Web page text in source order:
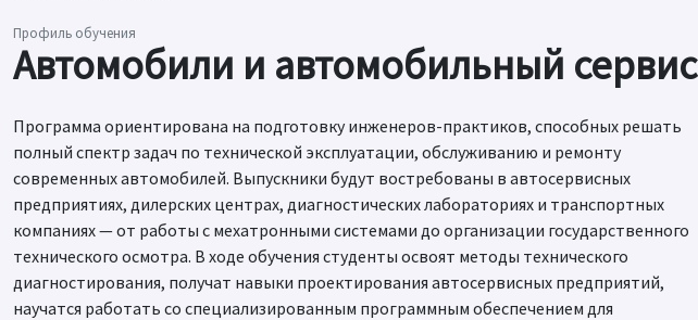
Профиль обучения
Автомобили и автомобильный сервис
Программа ориентирована на подготовку инженеров-практиков, способных решать
полный спектр задач по технической эксплуатации, обслуживанию и ремонту
современных автомобилей. Выпускники будут востребованы в автосервисных
предприятиях, дилерских центрах, диагностических лабораториях и транспортных
компаниях — от работы с мехатронными системами до организации государственного
технического осмотра. В ходе обучения студенты освоят методы технического
диагностирования, получат навыки проектирования автосервисных предприятий,
научатся работать со специализированным программным обеспечением для